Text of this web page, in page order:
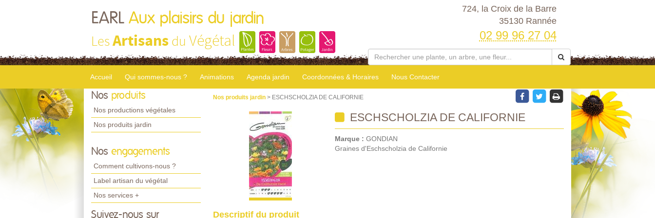
EARL Aux plaisirs du jardin
LesArtisans du Végétal
724, la Croix de la Barre
35130 Rannée
02 99 96 27 04
Accueil Qui sommes-nous ? Animations Agenda jardin Coordonnées & Horaires Nous Contacter
Nos produits
Nos productions végétales
Nos produits jardin
Nos engagements
Comment cultivons-nous ?
Label artisan du végétal
Nos services +
Suivez-nous sur
Nos produits jardin > ESCHSCHOLZIA DE CALIFORNIE
ESCHSCHOLZIA DE CALIFORNIE
Marque : GONDIAN
Graines d'Eschscholzia de Californie
Descriptif du produit